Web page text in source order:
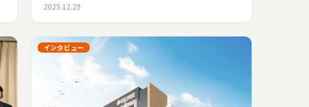
2025.12.29
インタビュー